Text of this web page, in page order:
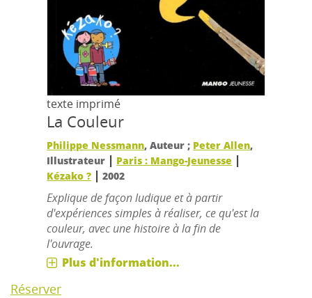
texte imprimé
La Couleur
Philippe Nessmann, Auteur ; Peter Allen,
Illustrateur | Paris : Mango-Jeunesse |
Kézako ? |2002
Explique de façon ludique et à partir
d'expériences simples à réaliser, ce qu'est la
couleur, avec une histoire à la fin de
l'ouvrage.
Plus d'information...
Réserver